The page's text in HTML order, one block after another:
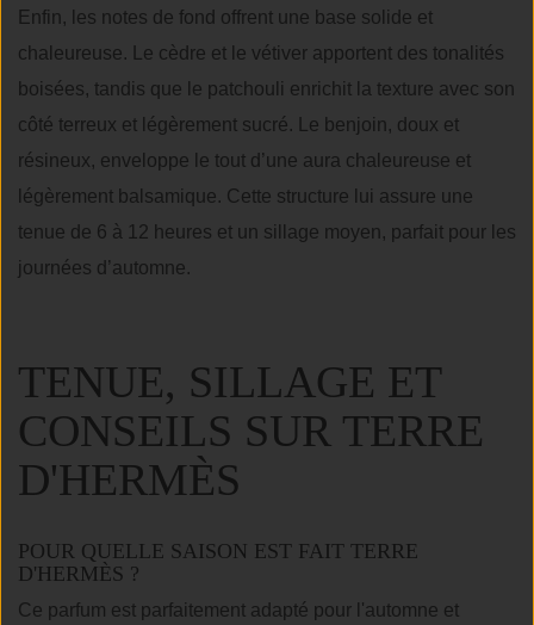
Enfin, les notes de fond offrent une base solide et
chaleureuse. Le cèdre et le vétiver apportent des tonalités
boisées, tandis que le patchouli enrichit la texture avec son
côté terreux et légèrement sucré. Le benjoin, doux et
résineux, enveloppe le tout d’une aura chaleureuse et
légèrement balsamique. Cette structure lui assure une
tenue de 6 à 12 heures et un sillage moyen, parfait pour les
journées d’automne.
TENUE, SILLAGE ET
CONSEILS SUR TERRE
D'HERMÈS
POUR QUELLE SAISON EST FAIT TERRE
D'HERMÈS ?
Ce parfum est parfaitement adapté pour l'automne et